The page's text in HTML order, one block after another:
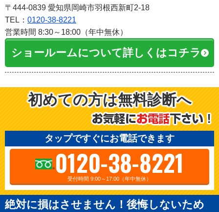
〒444-0839 愛知県岡崎市羽根西新町2-18
TEL： 0120-38-8221
営業時間 8:30～18:00（年中無休）
ショールームについて詳しくはコチラ
初めての方は無料診断へ
タップですぐにお電話できます
0120-38-8221
受付時間 9:00～17:00（年中無休）
絶対に損はさせません！後悔しないため